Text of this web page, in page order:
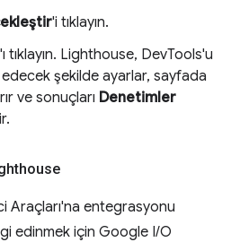
'i tıklayın.
'ı tıklayın. Lighthouse, DevTools'u
şekilde ayarlar, sayfada
ve sonuçları Denetimler
Araçları'na entegrasyonu
edinmek için Google I/O